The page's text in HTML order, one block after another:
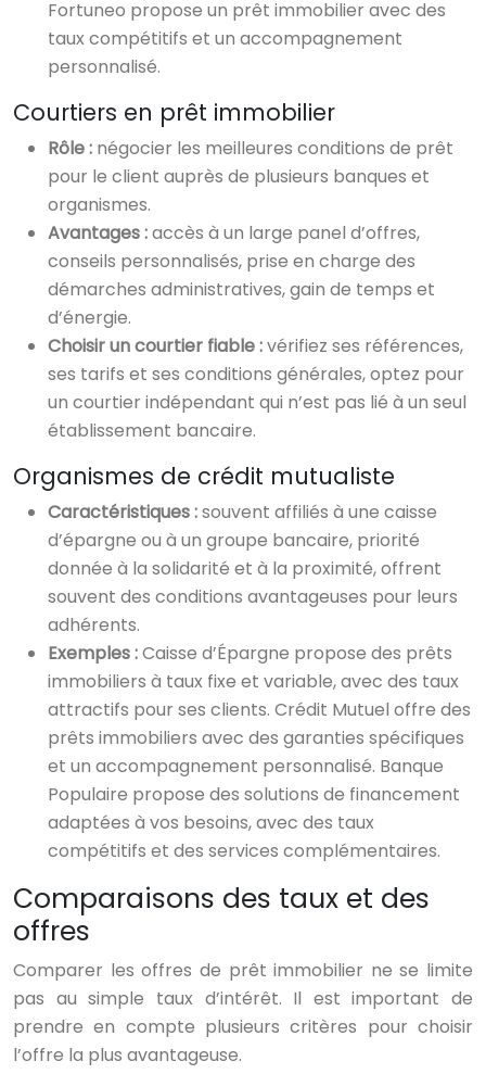
Fortuneo propose un prêt immobilier avec des
taux compétitifs et un accompagnement
personnalisé.
Courtiers en prêt immobilier
Rôle : négocier les meilleures conditions de prêt
pour le client auprès de plusieurs banques et
organismes.
Avantages :accès à un large panel d’offres,
conseils personnalisés, prise en charge des
démarches administratives, gain de temps et
d’énergie.
Choisir un courtier fiable :vérifiez ses références,
ses tarifs et ses conditions générales, optez pour
un courtier indépendant qui n’est pas lié à un seul
établissement bancaire.
Organismes de crédit mutualiste
Caractéristiques :souvent affiliés à une caisse
d’épargne ou à un groupe bancaire, priorité
donnée à la solidarité et à la proximité, offrent
souvent des conditions avantageuses pour leurs
adhérents.
Exemples :Caisse d’Épargne propose des prêts
immobiliers à taux fixe et variable, avec des taux
attractifs pour ses clients. Crédit Mutuel offre des
prêts immobiliers avec des garanties spécifiques
et un accompagnement personnalisé. Banque
Populaire propose des solutions de financement
adaptées à vos besoins, avec des taux
compétitifs et des services complémentaires.
Comparaisons des taux et des
offres
Comparer les offres de prêt immobilier ne se limite
pas au simple taux d’intérêt. Il est important de
prendre en compte plusieurs critères pour choisir
l’offre la plus avantageuse.